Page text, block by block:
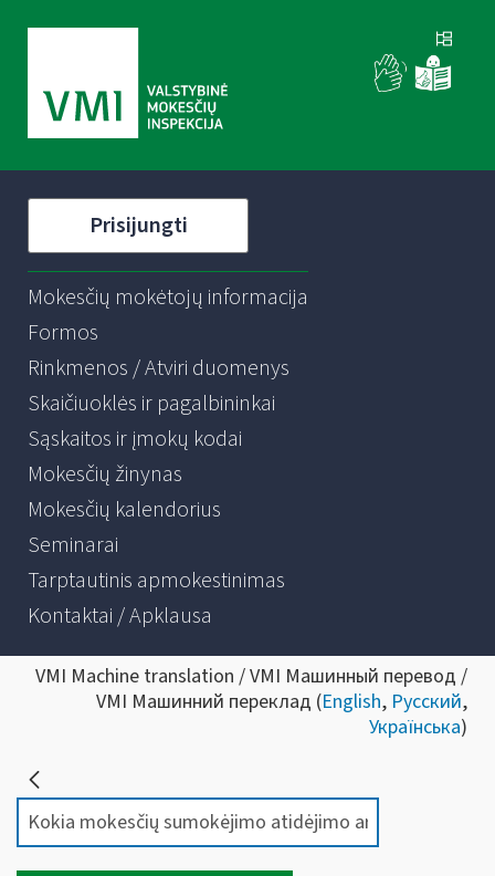
Prisijungti
Mokesčių mokėtojų informacija
Formos
Rinkmenos / Atviri duomenys
Skaičiuoklės ir pagalbininkai
Sąskaitos ir įmokų kodai
Mokesčių žinynas
Mokesčių kalendorius
Seminarai
Tarptautinis apmokestinimas
Kontaktai / Apklausa
VMI Machine translation / VMI Машинный перевод /
VMI Машинний переклад (English, Русский,
Українська)